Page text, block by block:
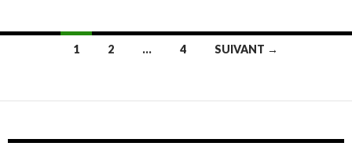
des
1 2 … 4 SUIVANT →